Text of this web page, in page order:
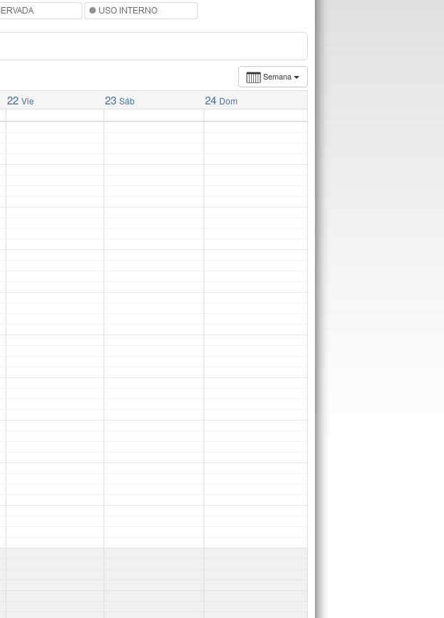
Semana
22 Vie 23 Sáb 24 Dom